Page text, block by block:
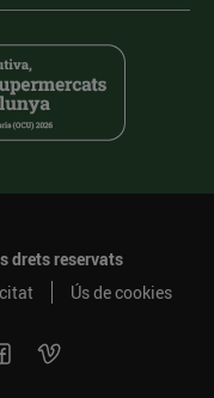
drets reservats
Ús de cookies